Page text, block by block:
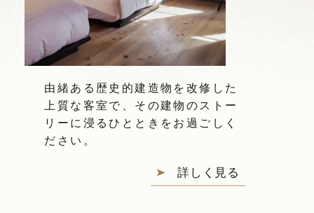
由緒ある歴史的建造物を改修した
上質な客室で、その建物のストー
リーに浸るひとときをお過ごしく
ださい。
詳しく見る